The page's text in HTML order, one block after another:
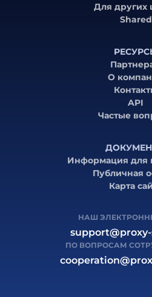
Для других
Shared
О
API
Частые
Информация для
Публичная
Карта
НАШ
ПО ВОПРОСАМ